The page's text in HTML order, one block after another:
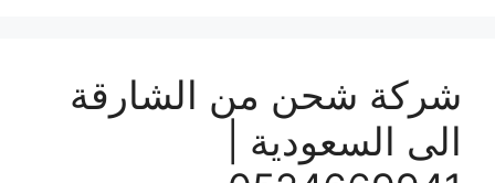
شركة شحن من الشارقة
الى السعودية |